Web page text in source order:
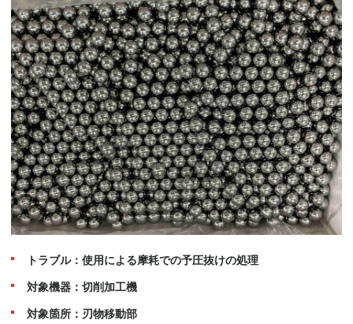
トラブル：使用による摩耗での予圧抜けの処理
対象機器：切削加工機
対象箇所：刃物移動部